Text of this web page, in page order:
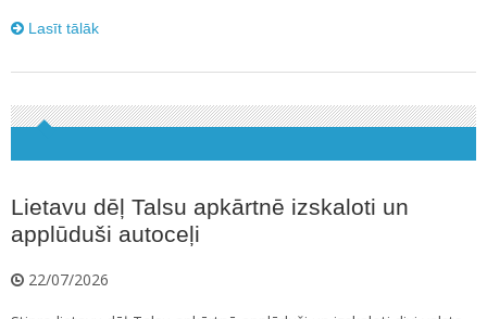
Lasīt tālāk
Lietavu dēļ Talsu apkārtnē izskaloti un
applūduši autoceļi
22/07/2026